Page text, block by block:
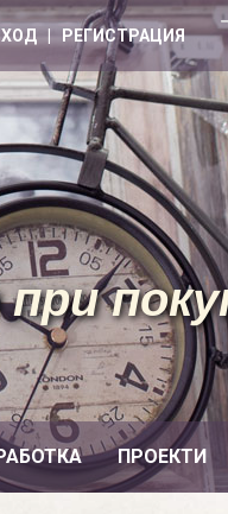
| РЕГИСТРАЦИЯ
ПРОЕКТИ